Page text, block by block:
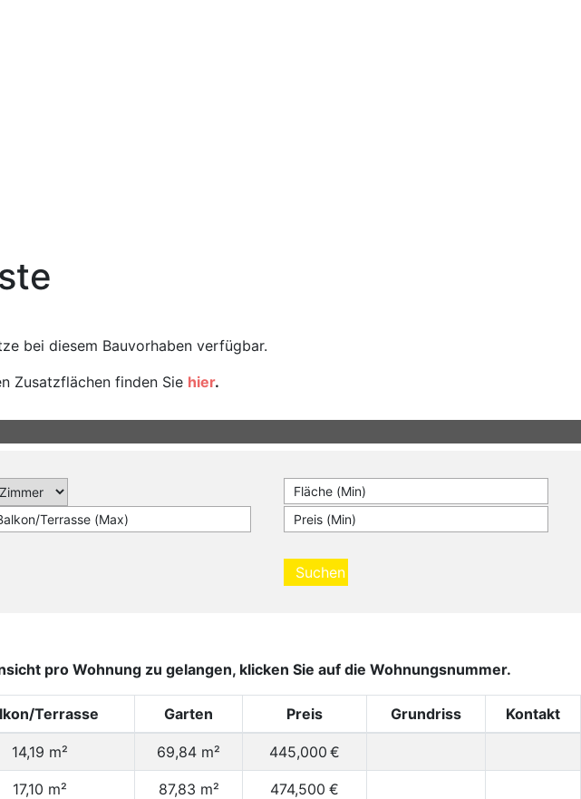
bei diesem Bauvorhaben verfügbar.
Zusatzflächen finden Sie hier.
Suchen
pro Wohnung zu gelangen, klicken Sie auf die Wohnungsnummer.
Terrasse Garten Preis Grundriss Kontakt
14,19 m² 69,84 m² 445,000 €
17,10 m² 87,83 m² 474,500 €